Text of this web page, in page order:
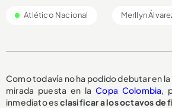
Atlético Nacional Merllyn
Como todavía no ha podido debutar en la
mirada puesta en laCopa Colombia,
inmediato esclasificar a los octavos de